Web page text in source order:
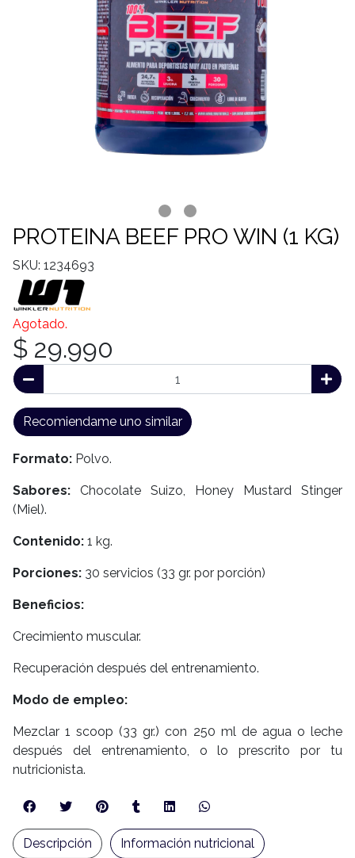
PROTEINA BEEF PRO WIN (1 KG)
SKU: 1234693
Agotado.
$ 29.990
Recomiendame uno similar
Formato: Polvo.
Sabores: Chocolate Suizo, Honey Mustard Stinger
(Miel).
Contenido: 1 kg.
Porciones: 30 servicios (33 gr. por porción)
Beneficios:
Crecimiento muscular.
Recuperación después del entrenamiento.
Modo de empleo:
Mezclar 1 scoop (33 gr.) con 250 ml de agua o leche
después del entrenamiento, o lo prescrito por tu
nutricionista.
Descripción Información nutricional